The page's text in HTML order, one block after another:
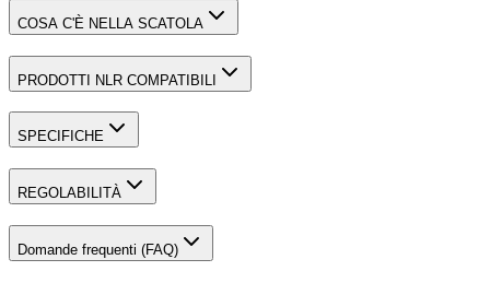
COSA C'È NELLA SCATOLA
PRODOTTI NLR COMPATIBILI
SPECIFICHE
REGOLABILITÀ
Domande frequenti (FAQ)